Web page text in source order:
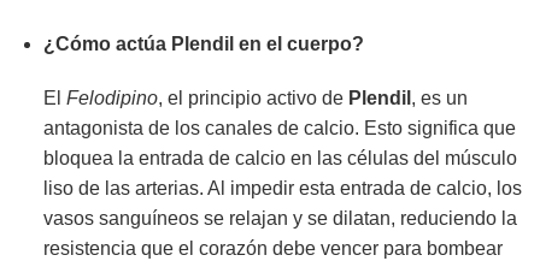
¿Cómo actúa Plendil en el cuerpo?
El Felodipino, el principio activo de Plendil , es un
antagonista de los canales de calcio. Esto significa que
bloquea la entrada de calcio en las células del músculo
liso de las arterias. Al impedir esta entrada de calcio, los
vasos sanguíneos se relajan y se dilatan, reduciendo la
resistencia que el corazón debe vencer para bombear